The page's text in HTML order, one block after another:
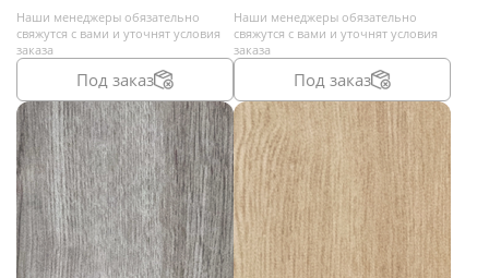
Под заказ
Наши менеджеры обязательно
свяжутся с вами и уточнят условия
заказа
Под заказ
Наши менеджеры обязательно
свяжутся с вами и уточнят условия
заказа